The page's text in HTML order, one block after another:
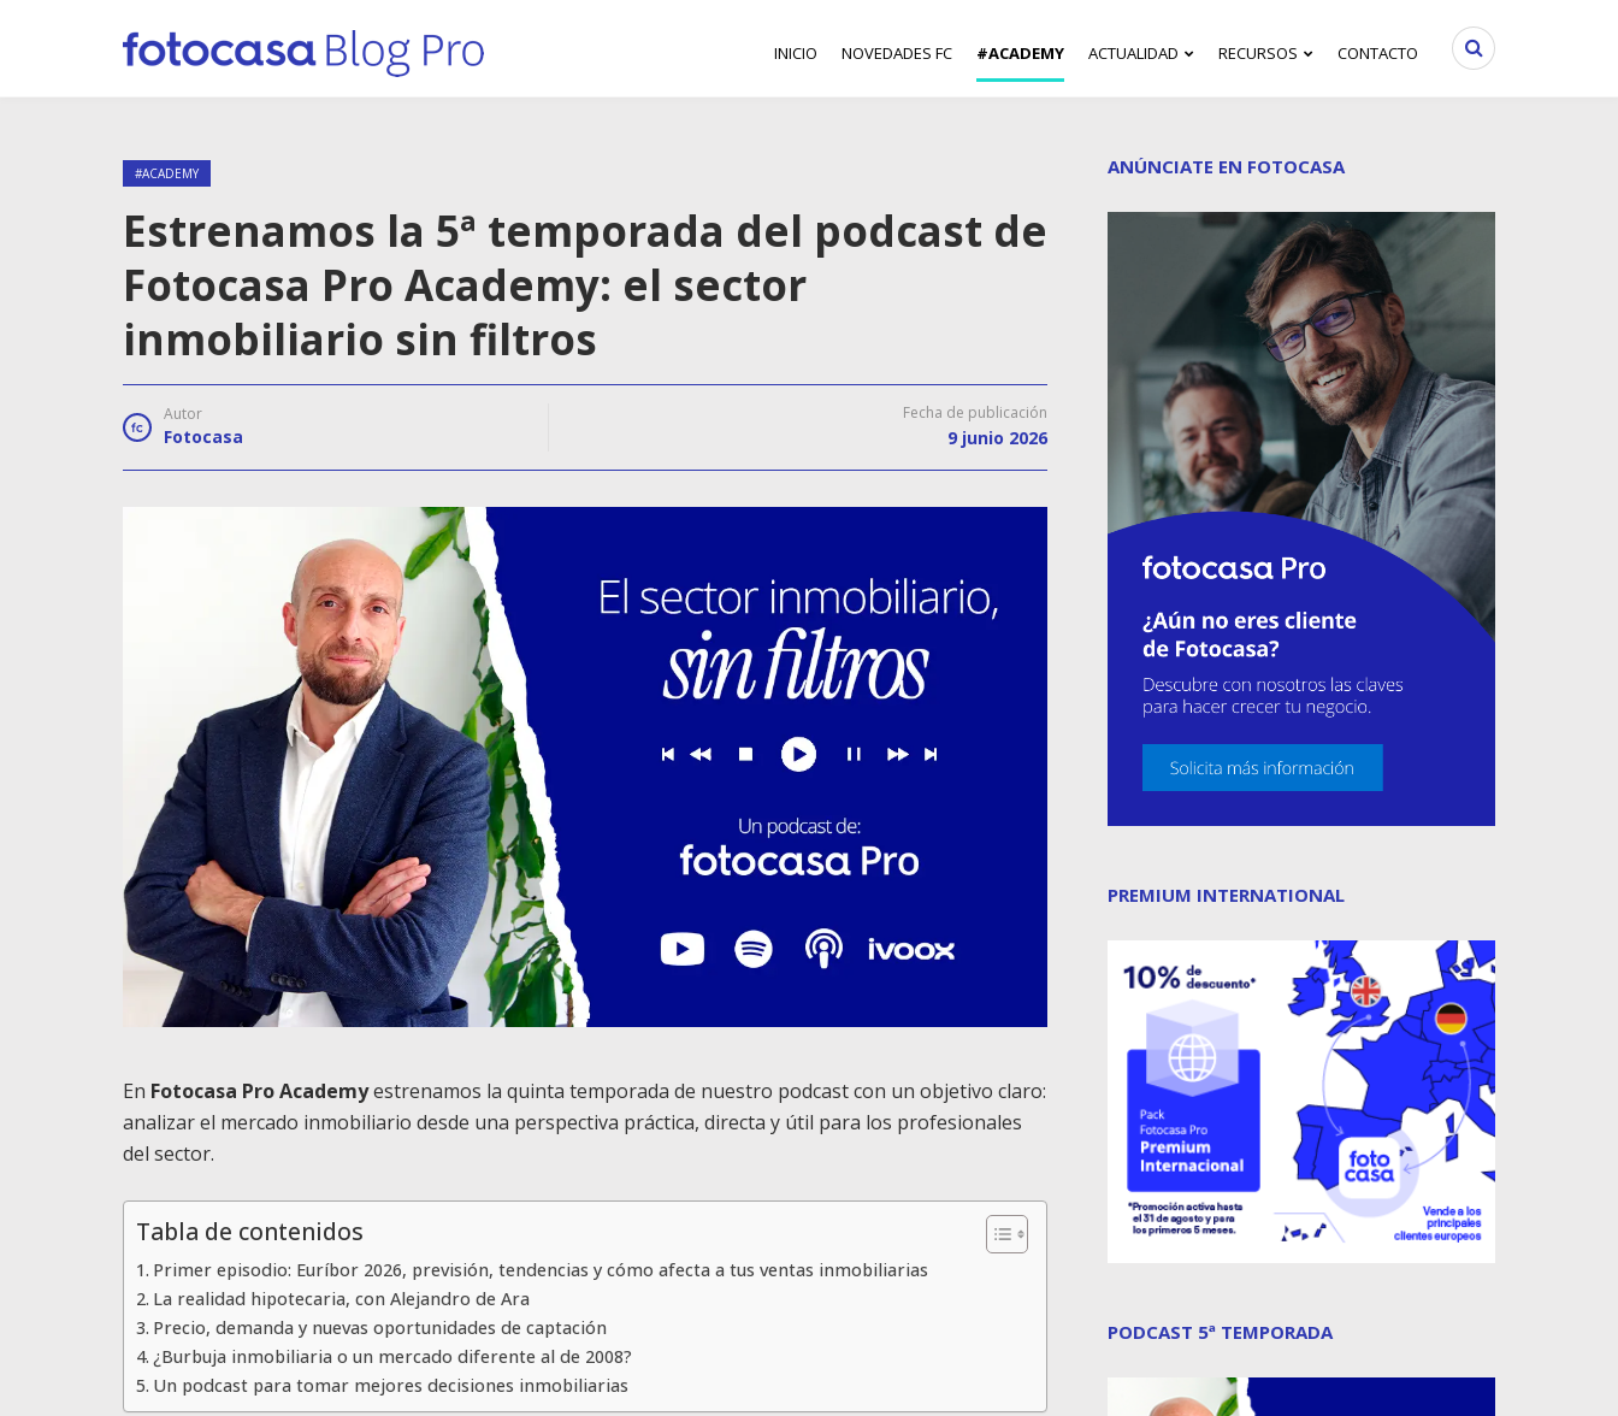
INICIO NOVEDADES FC #ACADEMY ACTUALIDAD RECURSOS CONTACTO
#ACADEMY
Estrenamos la 5ª temporada del podcast de
Fotocasa Pro Academy: el sector
inmobiliario sin filtros
Autor
Fotocasa
Fecha de publicación
9 junio 2026
En Fotocasa Pro Academyestrenamos la quinta temporada de nuestro podcast con un objetivo claro:
analizar el mercado inmobiliario desde una perspectiva práctica, directa y útil para los profesionales
del sector.
Tabla de contenidos
Primer episodio: Euríbor 2026, previsión, tendencias y cómo afecta a tus ventas inmobiliarias
La realidad hipotecaria, con Alejandro de Ara
Precio, demanda y nuevas oportunidades de captación
¿Burbuja inmobiliaria o un mercado diferente al de 2008?
Un podcast para tomar mejores decisiones inmobiliarias
ANÚNCIATE EN FOTOCASA
PREMIUM INTERNATIONAL
PODCAST 5ª TEMPORADA